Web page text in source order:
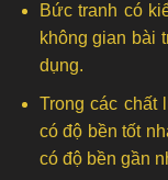
Bức tranh có
không gian bài
dụng.
Trong các chất
có độ bền tốt
có độ bền gần